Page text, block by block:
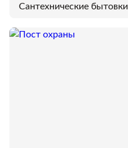
Сантехнические бытовки